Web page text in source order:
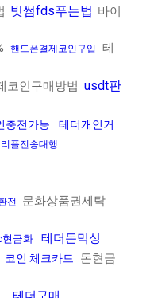
빗썸fds푸는법 바이
핸드폰결제코인구입
테
코인구매방법 usdt판
충전가능
테더개인거
리플전송대행
전
문화상품권세탁
금화 테더돈믹싱
코인 체크카드
돈현금